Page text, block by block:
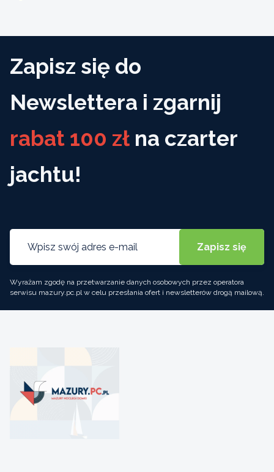
Zapisz się do
Newslettera i zgarnij
rabat 100 zł na czarter
jachtu!
Wyrażam zgodę na przetwarzanie danych osobowych przez operatora
serwisu mazury.pc.pl w celu przesłania ofert i newsletterów drogą mailową.